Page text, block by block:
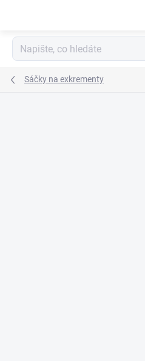
Sáčky na exkrementy